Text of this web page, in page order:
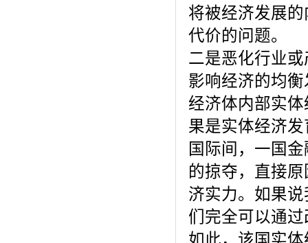
将被经济发展
代价的问题。
二是恶化行业
影响经济的均
经济体内部实
果是实体经济
国际间，一国
的掠夺，直接
济实力。如果
们完全可以通